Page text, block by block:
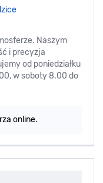
Naszym
i precyzja
od poniedziałku
w soboty 8.00 do
online.